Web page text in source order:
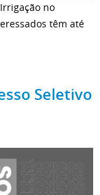
no
têm até
Seletivo